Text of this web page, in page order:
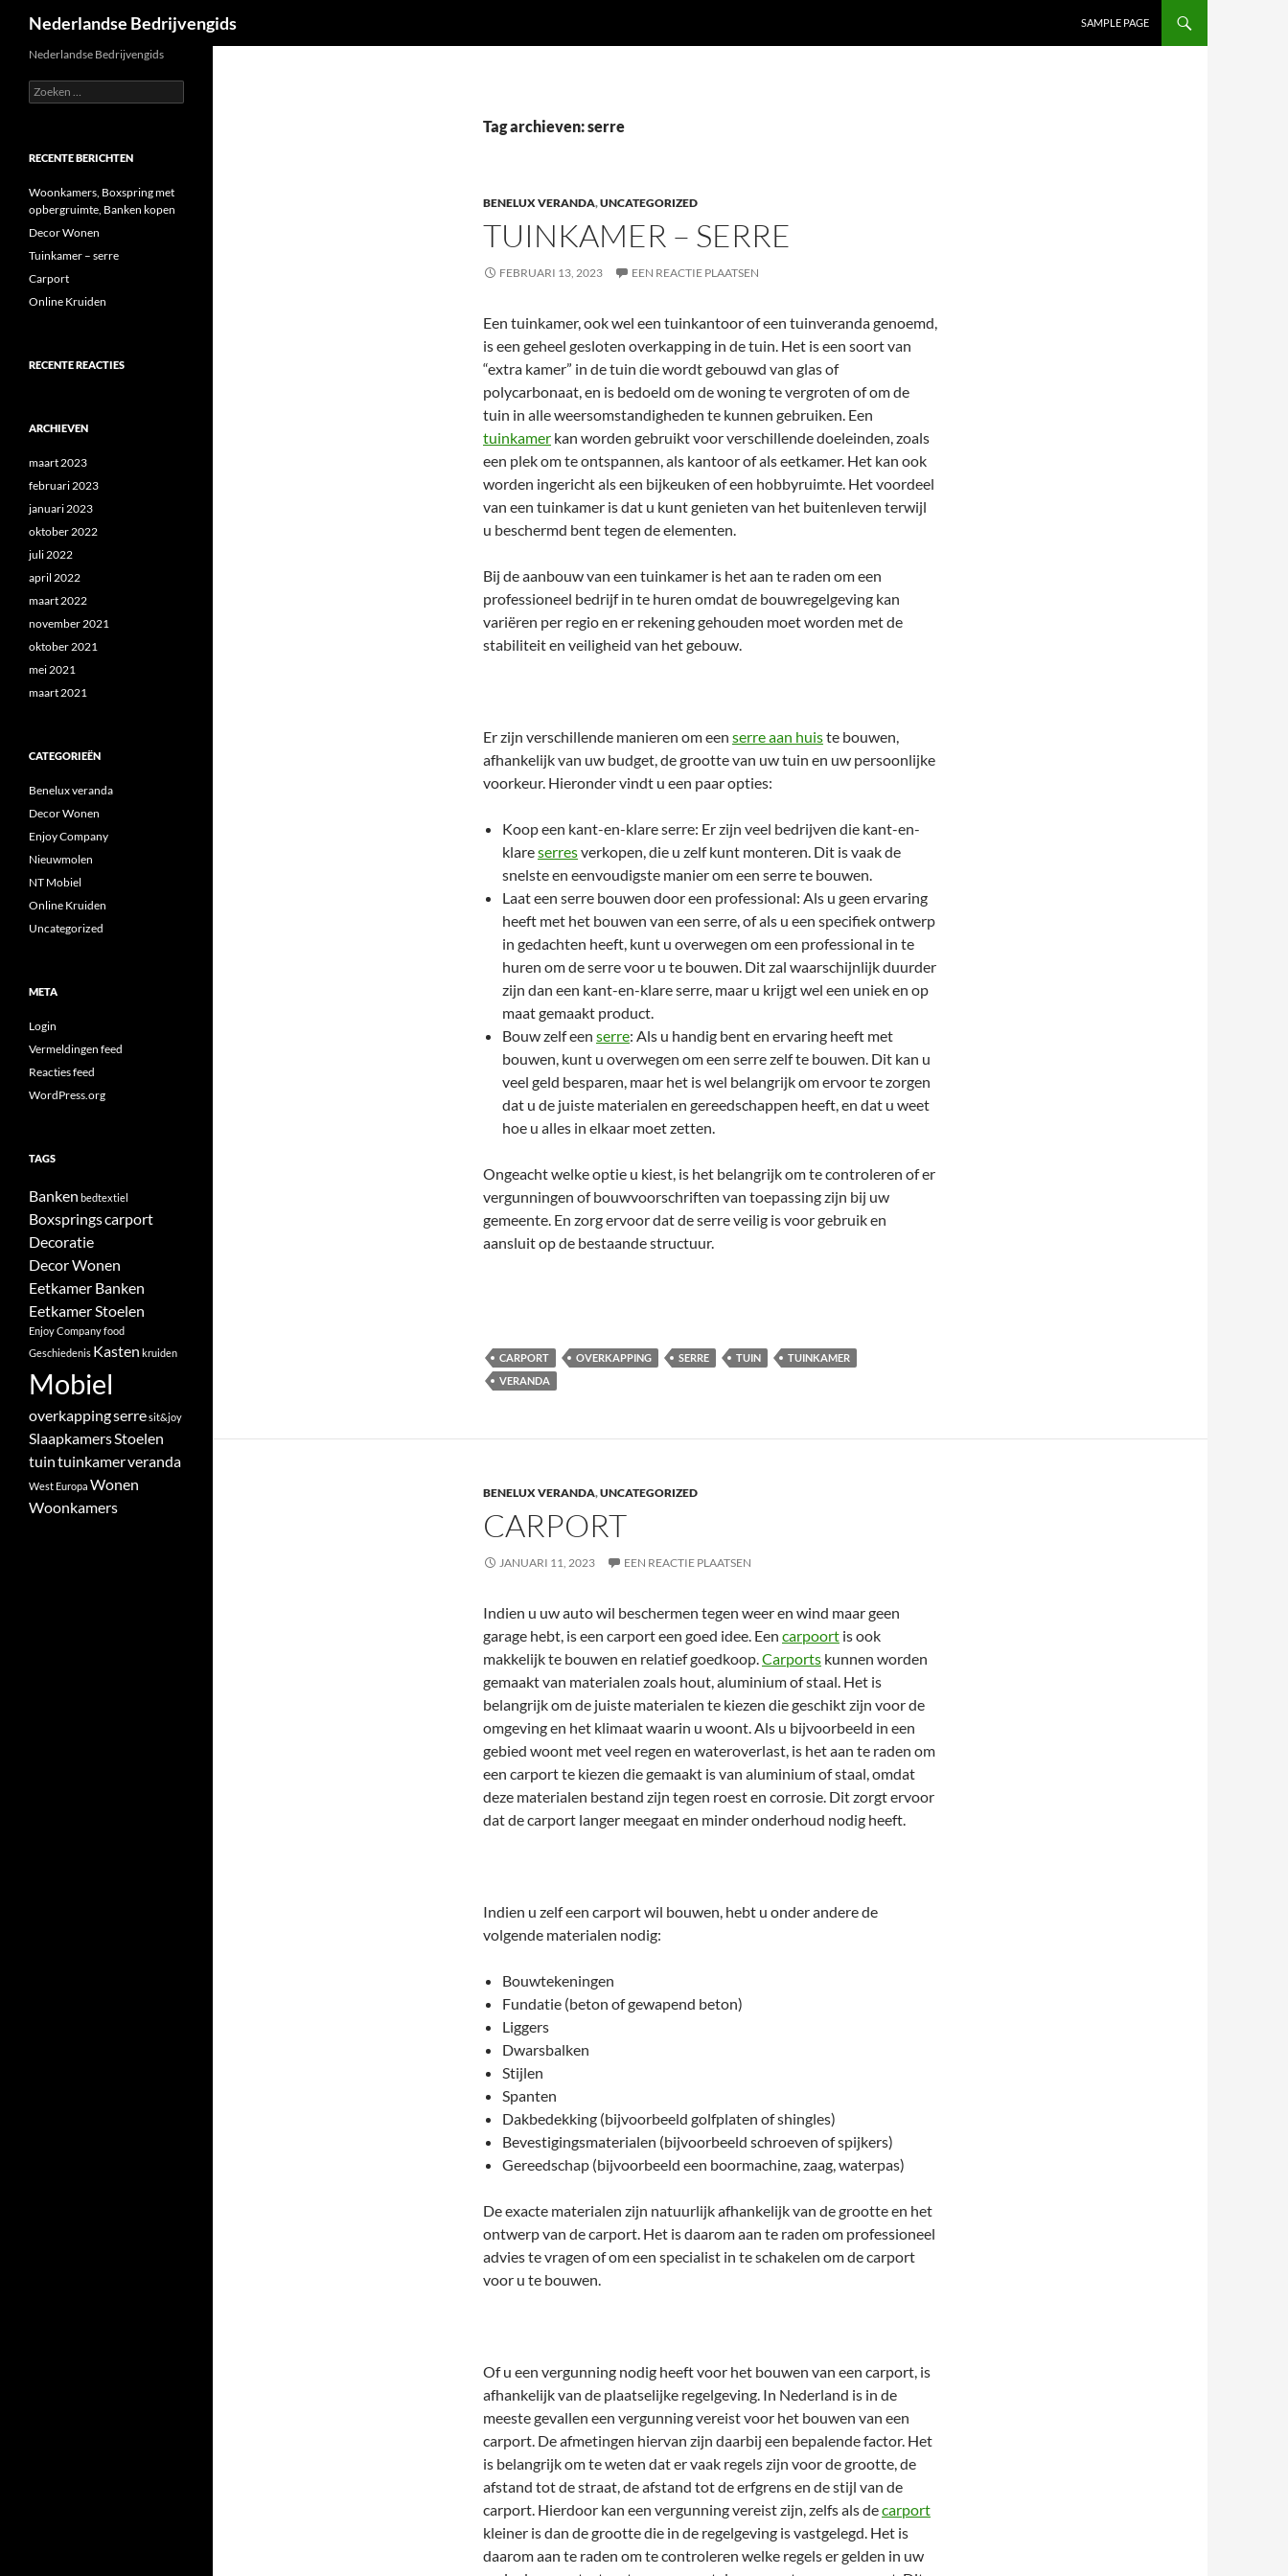
Nederlandse Bedrijvengids SAMPLE PAGE
Tag archieven: serre
BENELUX VERANDA,UNCATEGORIZED
TUINKAMER – SERRE
FEBRUARI 13, 2023 EEN REACTIE PLAATSEN
Een tuinkamer, ook wel een tuinkantoor of een tuinveranda genoemd,
is een geheel gesloten overkapping in de tuin. Het is een soort van
“extra kamer” in de tuin die wordt gebouwd van glas of
polycarbonaat, en is bedoeld om de woning te vergroten of om de
tuin in alle weersomstandigheden te kunnen gebruiken. Een
tuinkamer kan worden gebruikt voor verschillende doeleinden, zoals
een plek om te ontspannen, als kantoor of als eetkamer. Het kan ook
worden ingericht als een bijkeuken of een hobbyruimte. Het voordeel
van een tuinkamer is dat u kunt genieten van het buitenleven terwijl
u beschermd bent tegen de elementen.
Bij de aanbouw van een tuinkamer is het aan te raden om een
professioneel bedrijf in te huren omdat de bouwregelgeving kan
variëren per regio en er rekening gehouden moet worden met de
stabiliteit en veiligheid van het gebouw.
Er zijn verschillende manieren om een serre aan huiste bouwen,
afhankelijk van uw budget, de grootte van uw tuin en uw persoonlijke
voorkeur. Hieronder vindt u een paar opties:
Koop een kant-en-klare serre: Er zijn veel bedrijven die kant-en-
klareserresverkopen, die u zelf kunt monteren. Dit is vaak de
snelste en eenvoudigste manier om een serre te bouwen.
Laat een serre bouwen door een professional: Als u geen ervaring
heeft met het bouwen van een serre, of als u een specifiek ontwerp
in gedachten heeft, kunt u overwegen om een professional in te
huren om de serre voor u te bouwen. Dit zal waarschijnlijk duurder
zijn dan een kant-en-klare serre, maar u krijgt wel een uniek en op
maat gemaakt product.
Bouw zelf een serre: Als u handig bent en ervaring heeft met
bouwen, kunt u overwegen om een serre zelf te bouwen. Dit kan u
veel geld besparen, maar het is wel belangrijk om ervoor te zorgen
dat u de juiste materialen en gereedschappen heeft, en dat u weet
hoe u alles in elkaar moet zetten.
Ongeacht welke optie u kiest, is het belangrijk om te controleren of er
vergunningen of bouwvoorschriften van toepassing zijn bij uw
gemeente. En zorg ervoor dat de serre veilig is voor gebruik en
aansluit op de bestaande structuur.
CARPORT OVERKAPPING SERRE TUIN
TUINKAMER
VERANDA
BENELUX VERANDA,UNCATEGORIZED
CARPORT
JANUARI 11, 2023 EEN REACTIE PLAATSEN
Indien u uw auto wil beschermen tegen weer en wind maar geen
garage hebt, is een carport een goed idee. Een carpoort is ook
makkelijk te bouwen en relatief goedkoop.Carports kunnen worden
gemaakt van materialen zoals hout, aluminium of staal. Het is
belangrijk om de juiste materialen te kiezen die geschikt zijn voor de
omgeving en het klimaat waarin u woont. Als u bijvoorbeeld in een
gebied woont met veel regen en wateroverlast, is het aan te raden om
een carport te kiezen die gemaakt is van aluminium of staal, omdat
deze materialen bestand zijn tegen roest en corrosie. Dit zorgt ervoor
dat de carport langer meegaat en minder onderhoud nodig heeft.
Indien u zelf een carport wil bouwen, hebt u onder andere de
volgende materialen nodig:
Bouwtekeningen
Fundatie (beton of gewapend beton)
Liggers
Dwarsbalken
Stijlen
Spanten
Dakbedekking (bijvoorbeeld golfplaten of shingles)
Bevestigingsmaterialen (bijvoorbeeld schroeven of spijkers)
Gereedschap (bijvoorbeeld een boormachine, zaag, waterpas)
De exacte materialen zijn natuurlijk afhankelijk van de grootte en het
ontwerp van de carport. Het is daarom aan te raden om professioneel
advies te vragen of om een specialist in te schakelen om de carport
voor u te bouwen.
Of u een vergunning nodig heeft voor het bouwen van een carport, is
afhankelijk van de plaatselijke regelgeving. In Nederland is in de
meeste gevallen een vergunning vereist voor het bouwen van een
carport. De afmetingen hiervan zijn daarbij een bepalende factor. Het
is belangrijk om te weten dat er vaak regels zijn voor de grootte, de
afstand tot de straat, de afstand tot de erfgrens en de stijl van de
carport. Hierdoor kan een vergunning vereist zijn, zelfs als decarport
kleiner is dan de grootte die in de regelgeving is vastgelegd. Het is
daarom aan te raden om te controleren welke regels er gelden in uw
Nederlandse Bedrijvengids
Zoeken
naar:
RECENTE BERICHTEN
Woonkamers, Boxspring met
opbergruimte, Banken kopen
Decor Wonen
Tuinkamer – serre
Carport
Online Kruiden
RECENTE REACTIES
ARCHIEVEN
maart 2023
februari 2023
januari 2023
oktober 2022
juli 2022
april 2022
maart 2022
november 2021
oktober 2021
mei 2021
maart 2021
CATEGORIEËN
Benelux veranda
Decor Wonen
Enjoy Company
Nieuwmolen
NT Mobiel
Online Kruiden
Uncategorized
META
Login
Vermeldingen feed
Reacties feed
WordPress.org
TAGS
Banken bedtextiel
Boxspringscarport
Decoratie
Decor Wonen
Eetkamer Banken
Eetkamer Stoelen
Enjoy Companyfood
Geschiedenis Kasten kruiden
Mobiel
overkappingserresit&joy
SlaapkamersStoelen
tuintuinkamerveranda
West Europa Wonen
Woonkamers